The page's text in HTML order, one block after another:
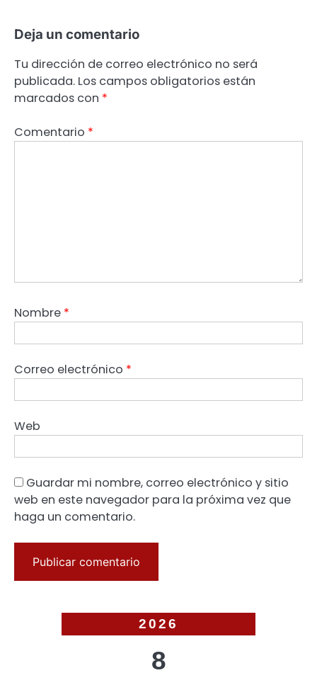
Deja un comentario
Tu dirección de correo electrónico no será
publicada. Los campos obligatorios están
marcados con *
Comentario *
Nombre *
Correo electrónico *
Web
Guardar mi nombre, correo electrónico y sitio
web en este navegador para la próxima vez que
haga un comentario.
2026
8